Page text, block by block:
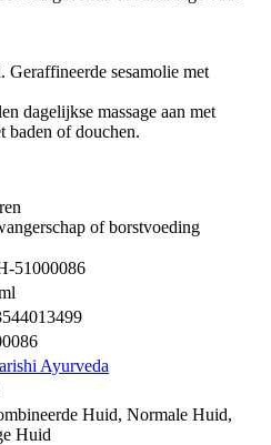
sesamolie met
dagelijkse massage aan met
baden of douchen.
of borstvoeding
51000086
Ayurveda
Huid, Normale Huid,
Huid